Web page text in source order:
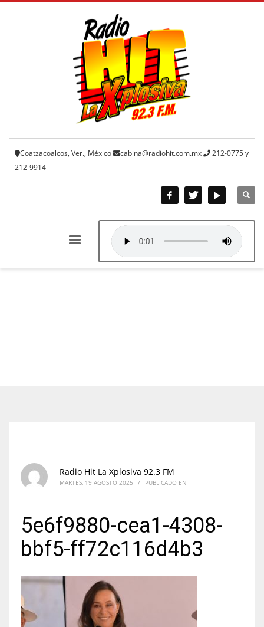
Coatzacoalcos, Ver., México cabina@radiohit.com.mx
212-0775 y
212-9914
Radio Hit La Xplosiva 92.3 FM
MARTES, 19 AGOSTO 2025 / PUBLICADO EN
5e6f9880-cea1-4308-
bbf5-ff72c116d4b3